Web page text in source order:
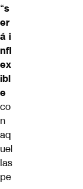
“s
er
á i
nfl
ex
ibl
e
co
n
aq
uel
las
pe